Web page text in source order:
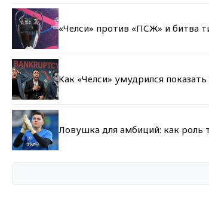
«Челси» против «ПСЖ» и битва
Как «Челси» умудрился
Ловушка для амбиций: как роль